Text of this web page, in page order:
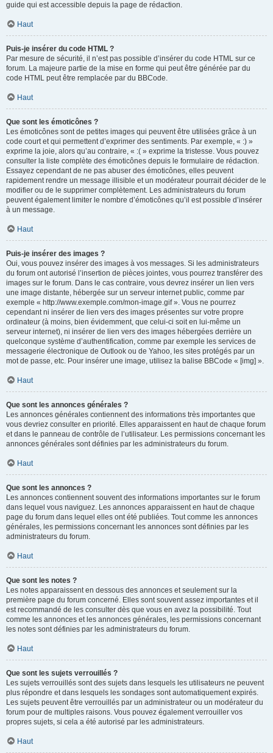
guide qui est accessible depuis la page de rédaction.
Haut
Puis-je insérer du code HTML ?
Par mesure de sécurité, il n’est pas possible d’insérer du code HTML sur ce
forum. La majeure partie de la mise en forme qui peut être générée par du
code HTML peut être remplacée par du BBCode.
Haut
Que sont les émoticônes ?
Les émoticônes sont de petites images qui peuvent être utilisées grâce à un
code court et qui permettent d’exprimer des sentiments. Par exemple, « :) »
exprime la joie, alors qu’au contraire, « :( » exprime la tristesse. Vous pouvez
consulter la liste complète des émoticônes depuis le formulaire de rédaction.
Essayez cependant de ne pas abuser des émoticônes, elles peuvent
rapidement rendre un message illisible et un modérateur pourrait décider de le
modifier ou de le supprimer complètement. Les administrateurs du forum
peuvent également limiter le nombre d’émoticônes qu’il est possible d’insérer
à un message.
Haut
Puis-je insérer des images ?
Oui, vous pouvez insérer des images à vos messages. Si les administrateurs
du forum ont autorisé l’insertion de pièces jointes, vous pourrez transférer des
images sur le forum. Dans le cas contraire, vous devrez insérer un lien vers
une image distante, hébergée sur un serveur internet public, comme par
exemple « http://www.exemple.com/mon-image.gif ». Vous ne pourrez
cependant ni insérer de lien vers des images présentes sur votre propre
ordinateur (à moins, bien évidemment, que celui-ci soit en lui-même un
serveur internet), ni insérer de lien vers des images hébergées derrière un
quelconque système d’authentification, comme par exemple les services de
messagerie électronique de Outlook ou de Yahoo, les sites protégés par un
mot de passe, etc. Pour insérer une image, utilisez la balise BBCode « [img] ».
Haut
Que sont les annonces générales ?
Les annonces générales contiennent des informations très importantes que
vous devriez consulter en priorité. Elles apparaissent en haut de chaque forum
et dans le panneau de contrôle de l’utilisateur. Les permissions concernant les
annonces générales sont définies par les administrateurs du forum.
Haut
Que sont les annonces ?
Les annonces contiennent souvent des informations importantes sur le forum
dans lequel vous naviguez. Les annonces apparaissent en haut de chaque
page du forum dans lequel elles ont été publiées. Tout comme les annonces
générales, les permissions concernant les annonces sont définies par les
administrateurs du forum.
Haut
Que sont les notes ?
Les notes apparaissent en dessous des annonces et seulement sur la
première page du forum concerné. Elles sont souvent assez importantes et il
est recommandé de les consulter dès que vous en avez la possibilité. Tout
comme les annonces et les annonces générales, les permissions concernant
les notes sont définies par les administrateurs du forum.
Haut
Que sont les sujets verrouillés ?
Les sujets verrouillés sont des sujets dans lesquels les utilisateurs ne peuvent
plus répondre et dans lesquels les sondages sont automatiquement expirés.
Les sujets peuvent être verrouillés par un administrateur ou un modérateur du
forum pour de multiples raisons. Vous pouvez également verrouiller vos
propres sujets, si cela a été autorisé par les administrateurs.
Haut